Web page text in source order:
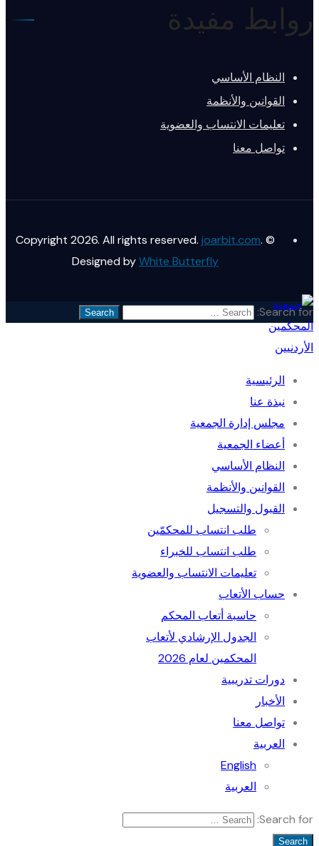
روابط مفيدة
النظام الأساسي
القوانين والأنظمة
تعليمات الانتساب والعضوية
تواصل معنا
© Copyright 2026. All rights reserved.
joarbit.com.
Designed byWhite Butterfly
Search for:
الرئيسية
نبذة عنا
مجلس إدارة الجمعية
أعضاء الجمعية
النظام الأساسي
القوانين والأنظمة
القبول والتسجيل
طلب انتساب للمحكمّين
طلب انتساب للخبراء
تعليمات الانتساب والعضوية
حساب الأتعاب
حاسبة أتعاب المحكم
الجدول الإرﺷﺎدي ﻷﺗﻌﺎب
المحكمين لعام 2026
دورات تدريبية
الأخبار
تواصل معنا
العربية
English
العربية
Search for: